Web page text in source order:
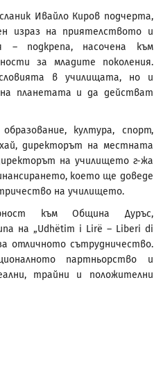
Ивайло Киров подчерта,
израз на приятелството и
– подкрепа, насочена към
за младите поколения.
в училищата, но и
планетата и да действат
култура, спорт,
директорът на местната
на училището г-жа
което ще доведе
на училището.
към Община Дуръс,
на „Udhëtim i Lirë – Liberi di
отличното сътрудничество.
партньорство и
трайни и положителни